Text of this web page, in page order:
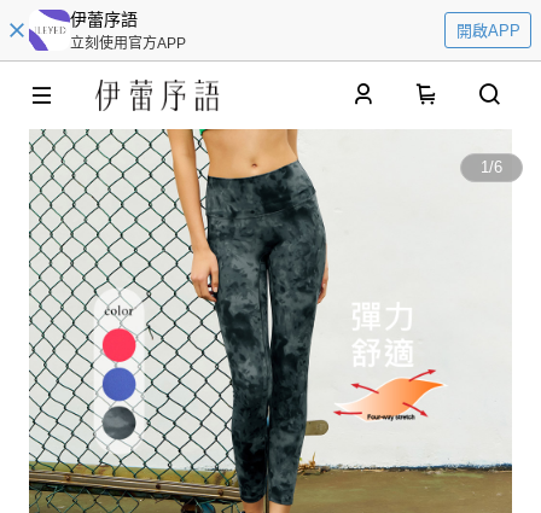
伊蕾序語
立刻使用官方APP
開啟APP
1/6